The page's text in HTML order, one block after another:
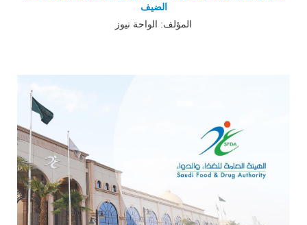
الضيف
المؤلف: الواحة نيوز